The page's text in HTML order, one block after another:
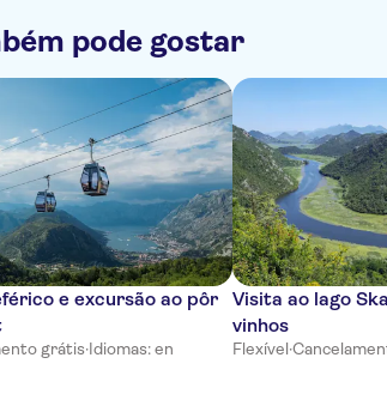
pode gostar
e excursão ao pôr
grátis·Idiomas: en
Visita ao lago
vinhos
Flexível·